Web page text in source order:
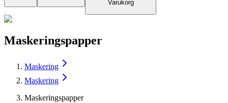
Varukorg
Maskeringspapper
Maskering
Maskering
Maskeringspapper